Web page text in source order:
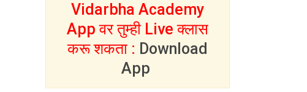
Vidarbha Academy
App वर तुम्ही Live क्लास
करू शकता : Download
App